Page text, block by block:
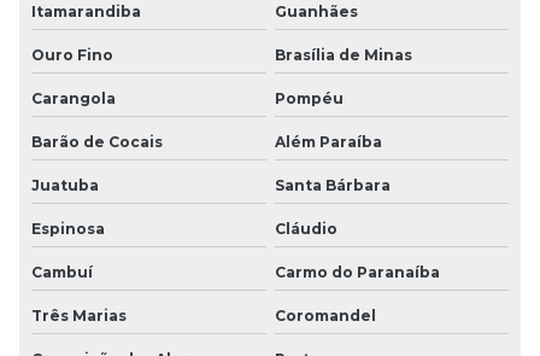
Itamarandiba Guanhães
Ouro Fino Brasília de Minas
Carangola Pompéu
Barão de Cocais Além Paraíba
Juatuba Santa Bárbara
Espinosa Cláudio
Cambuí Carmo do Paranaíba
Três Marias Coromandel